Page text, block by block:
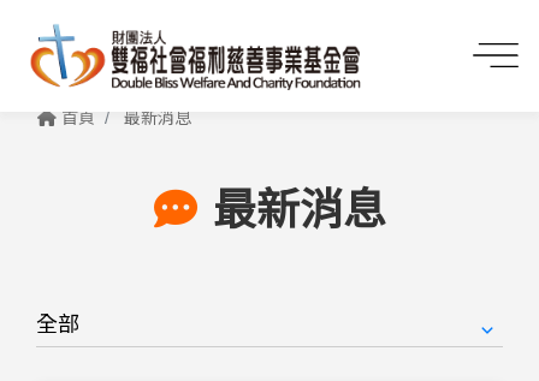
首頁 最新消息
最新消息